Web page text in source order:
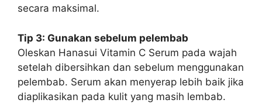
secara maksimal.
Tip 3: Gunakan sebelum pelembab
Oleskan Hanasui Vitamin C Serum pada wajah
setelah dibersihkan dan sebelum menggunakan
pelembab. Serum akan menyerap lebih baik jika
diaplikasikan pada kulit yang masih lembab.